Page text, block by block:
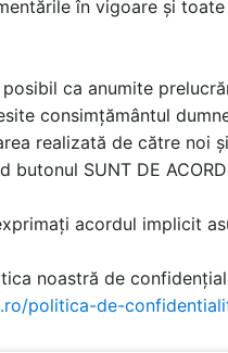
serviciile pe
în vigoare și
ca anumite
consimțământul
realizată de către noi
butonul SUNT DE
acordul implicit
noastră de
politica-de-